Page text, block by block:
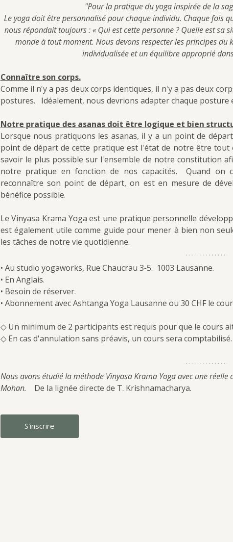
"Pour la pratique du yoga inspirée de la
Le yoga doit être personnalisé pour chaque individu. Chaque fois
nous répondait toujours : « Qui est cette personne ? Quelle est sa
monde à tout moment. Nous devons respecter les principes
individualisée et un équilibre approprié
Connaître son corps.
Comme il n'y a pas deux corps identiques, il n'y a pas deux
postures.   Idéalement, nous devrions adapter chaque
Notre pratique des asanas doit être logique et bien
Lorsque nous pratiquons les asanas, il y a un point de
point de départ de cette pratique est l'état de notre être
savoir le plus possible sur l'ensemble de notre constitution
notre pratique en fonction de nos capacités.  Quand on
reconnaître son point de départ, on est en mesure de
bénéfice possible.
Le Vinyasa Krama Yoga est une pratique personnelle
est également utile comme guide pour mener à bien non
les tâches de notre vie quotidienne.
• Au studio yogaworks, Rue Chaucrau 3-5.  1003 Lausanne.
• En Anglais.
• Besoin de réserver.
• Abonnement avec Ashtanga Yoga Lausanne ou 30 CHF le
◇ Un minimum de 2 participants est requis pour que le cours
◇ En cas d'annulation sans préavis, un cours sera comptabilisé.
Nous avons étudié la méthode Vinyasa Krama Yoga avec une
Mohan. De la lignée directe de T. Krishnamacharya.
S'inscrire